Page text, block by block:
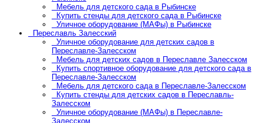
Мебель для детского сада в Рыбинске
Купить стенды для детского сада в Рыбинске
Уличное оборудование (МАФы) в Рыбинске
Переславль Залесский
Уличное оборудование для детских садов в
Переславле-Залесском
Мебель для детских садов в Переславле Залесском
Купить спортивное оборудование для детского сада в
Переславле-Залесском
Мебель для детского сада в Переславле-Залесском
Купить стенды для детских садов в Переславль-
Залесском
Уличное оборудование (МАФы) в Переславле-
Залесском